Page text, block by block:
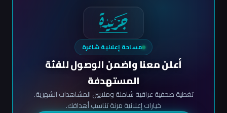
مساحة إعلانية شاغرة
أعلن معنا واضمن الوصول للفئة
المستهدفة
تغطية صحفية عراقية شاملة وملايين المشاهدات الشهرية.
خيارات إعلانية مرنة تناسب أهدافك.